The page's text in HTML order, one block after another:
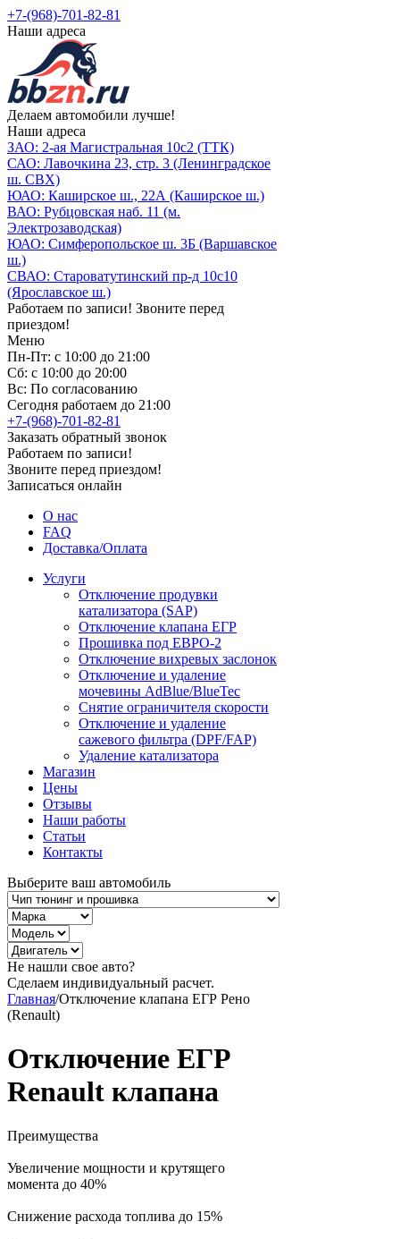
+7-(968)-701-82-81
Наши адреса
Делаем автомобили лучше!
Наши адреса
ЗАО: 2-ая Магистральная 10с2 (ТТК)
САО: Лавочкина 23, стр. 3 (Ленинградское
ш. СВХ)
ЮАО: Каширское ш., 22А (Каширское ш.)
ВАО: Рубцовская наб. 11 (м.
Электрозаводская)
ЮАО: Симферопольское ш. 3Б (Варшавское
ш.)
СВАО: Староватутинский пр-д 10с10
(Ярославское ш.)
Работаем по записи! Звоните перед
приездом!
Меню
Пн-Пт: с 10:00 до 21:00
Сб: с 10:00 до 20:00
Вс: По согласованию
Сегодня работаем до 21:00
+7-(968)-701-82-81
Заказать обратный звонок
Работаем по записи!
Звоните перед приездом!
Записаться онлайн
О нас
FAQ
Доставка/Оплата
Услуги
Отключение продувки
катализатора (SAP)
Отключение клапана ЕГР
Прошивка под ЕВРО-2
Отключение вихревых заслонок
Отключение и удаление
мочевины AdBlue/BlueTec
Снятие ограничителя скорости
Отключение и удаление
сажевого фильтра (DPF/FAP)
Удаление катализатора
Магазин
Цены
Отзывы
Наши работы
Статьи
Контакты
Выберите ваш автомобиль
Не нашли свое авто?
Сделаем индивидуальный расчет.
Главная/Отключение клапана ЕГР Рено
(Renault)
Отключение ЕГР
Renault клапана
Преимущества
Увеличение мощности и крутящего
момента до 40%
Снижение расхода топлива до 15%